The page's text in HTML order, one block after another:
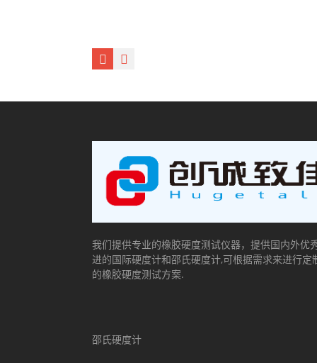
我们提供专业的橡胶硬度测试仪器，提供国内外优
进的国际硬度计和邵氏硬度计,可根据需求来进行定
的橡胶硬度测试方案.
邵氏硬度计